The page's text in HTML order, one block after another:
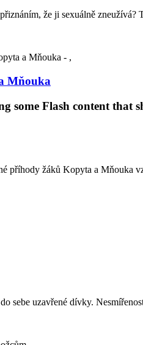
že ji sexuálně
Mňouka
some Flash content
příhody žáků Kopyta a Mňouka
sebe uzavřené dívky.